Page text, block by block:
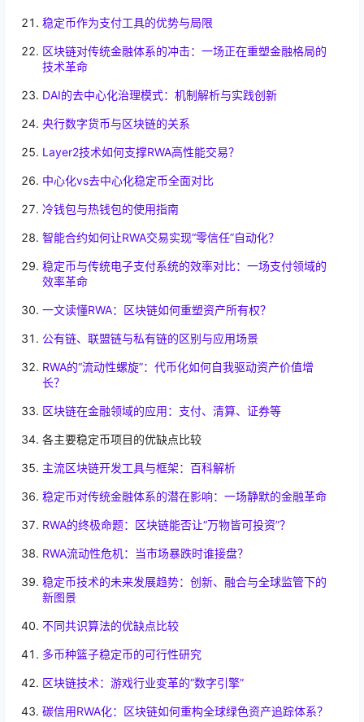
稳定币作为支付工具的优势与局限
区块链对传统金融体系的冲击：一场正在重塑金融格局的
技术革命
DAI的去中心化治理模式：机制解析与实践创新
央行数字货币与区块链的关系
Layer2技术如何支撑RWA高性能交易？
中心化vs去中心化稳定币全面对比
冷钱包与热钱包的使用指南
智能合约如何让RWA交易实现“零信任”自动化？
稳定币与传统电子支付系统的效率对比：一场支付领域的
效率革命
一文读懂RWA：区块链如何重塑资产所有权？
公有链、联盟链与私有链的区别与应用场景
RWA的“流动性螺旋”：代币化如何自我驱动资产价值增
长？
区块链在金融领域的应用：支付、清算、证券等
各主要稳定币项目的优缺点比较
主流区块链开发工具与框架：百科解析
稳定币对传统金融体系的潜在影响：一场静默的金融革命
RWA的终极命题：区块链能否让“万物皆可投资”？
RWA流动性危机：当市场暴跌时谁接盘？
稳定币技术的未来发展趋势：创新、融合与全球监管下的
新图景
不同共识算法的优缺点比较
多币种篮子稳定币的可行性研究
区块链技术：游戏行业变革的“数字引擎”
碳信用RWA化：区块链如何重构全球绿色资产追踪体系？